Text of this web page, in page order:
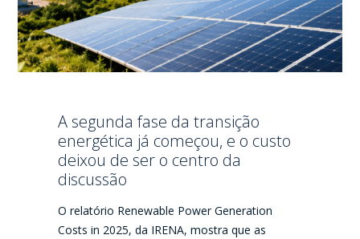
A segunda fase da transição
energética já começou, e o custo
deixou de ser o centro da
discussão
O relatório Renewable Power Generation
Costs in 2025, da IRENA, mostra que as